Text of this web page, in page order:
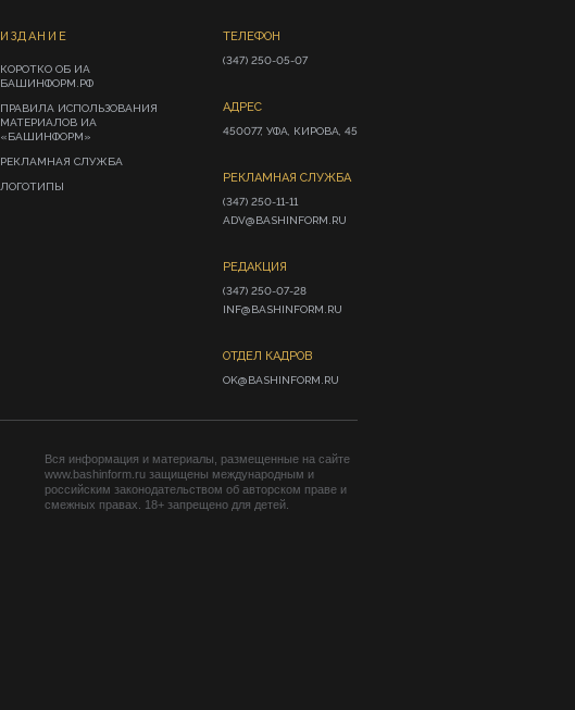
ИЗДАНИЕ
КОРОТКО ОБ ИА
БАШИНФОРМ.РФ
ПРАВИЛА ИСПОЛЬЗОВАНИЯ
МАТЕРИАЛОВ ИА
«БАШИНФОРМ»
РЕКЛАМНАЯ СЛУЖБА
ЛОГОТИПЫ
ТЕЛЕФОН
(347) 250-05-07
АДРЕС
450077, УФА, КИРОВА, 45
РЕКЛАМНАЯ СЛУЖБА
(347) 250-11-11
ADV@BASHINFORM.RU
РЕДАКЦИЯ
(347) 250-07-28
INF@BASHINFORM.RU
ОТДЕЛ КАДРОВ
OK@BASHINFORM.RU
Вся информация и материалы, размещенные на сайте
www.bashinform.ru защищены международным и
российским законодательством об авторском праве и
смежных правах. 18+ запрещено для детей.